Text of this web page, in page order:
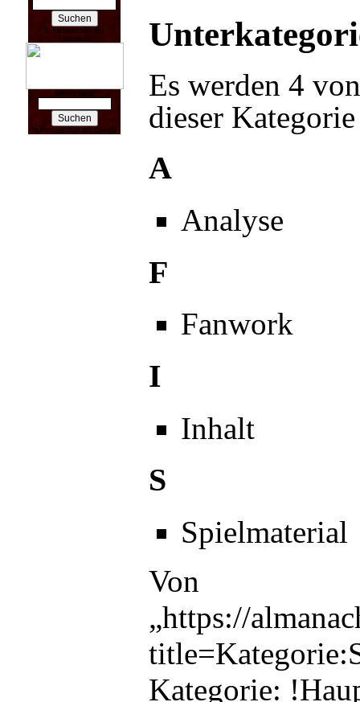
In Partnerschaft mit
Amazon.de
Suchen nach:
In Partnerschaft mit Google
Es werden 4
dieser
A
Analyse
F
Fanwork
I
Inhalt
S
Spielmaterial
Von
„https://
Kategorie: